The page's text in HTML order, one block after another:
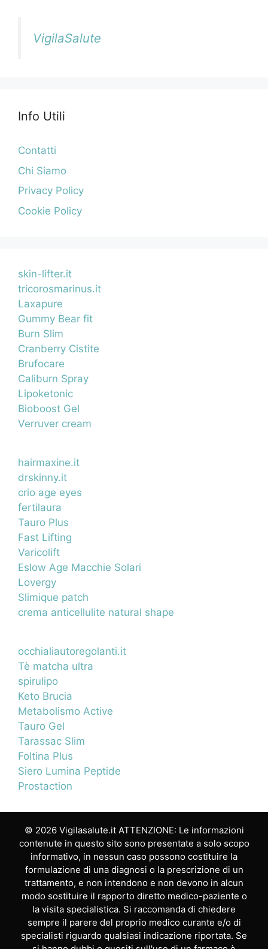
VigilaSalute
Info Utili
Contatti
Chi Siamo
Privacy Policy
Cookie Policy
skin-lifter.it
tricorosmarinus.it
Laxapure
Gummy Bear fit
Burn Slim
Cranberry Cistite
Brufocare
Caliburn Spray
Lipoketonic
Bioboost Gel
Verruver cream
hairmaxine.it
drskinny.it
crio age eyes
fertilaura
Tauro Plus
Fast Lifting
Varicolift
Eslow Age Macchie Solari
Lovergy
Slimique patch
crema anticellulite natural shape
occhialiautoregolanti.it
Tè matcha ultra
spirulipo
Keto Brucia
Metabolismo Active
Tauro Gel
Tarassac Slim
Foltina Plus
Siero Lumina Peptide
Prostaction
© 2026 Vigilasalute.it ATTENZIONE: Le informazioni
contenute in questo sito sono presentate a solo scopo
informativo, in nessun caso possono costituire la
formulazione di una diagnosi o la prescrizione di un
trattamento, e non intendono e non devono in alcun
modo sostituire il rapporto diretto medico-paziente o
la visita specialistica. Si raccomanda di chiedere
sempre il parere del proprio medico curante e/o di
specialisti riguardo qualsiasi indicazione riportata. Se